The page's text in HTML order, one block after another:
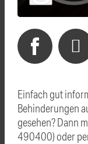
Einfach gut
Behinderungen
gesehen? Dann
490400) oder